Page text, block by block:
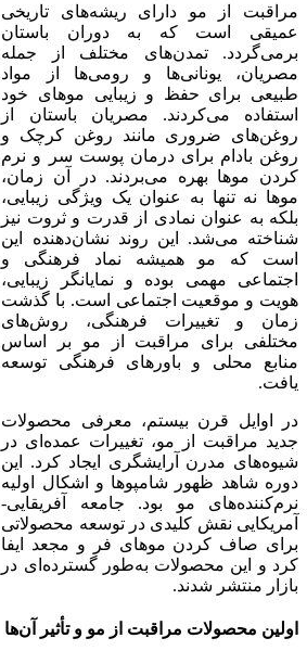
مراقبت از مو دارای ریشه‌های تاریخی
عمیقی است که به دوران باستان
برمی‌گردد. تمدن‌های مختلف از جمله
مصریان، یونانی‌ها و رومی‌ها از مواد
طبیعی برای حفظ و زیبایی موهای خود
استفاده می‌کردند. مصریان باستان از
روغن‌های ضروری مانند روغن کرچک و
روغن بادام برای درمان پوست سر و نرم
کردن موها بهره می‌بردند. در آن زمان،
موها نه تنها به عنوان یک ویژگی زیبایی،
بلکه به عنوان نمادی از قدرت و ثروت نیز
شناخته می‌شد. این روند نشان‌دهنده این
است که مو همیشه نماد فرهنگی و
اجتماعی مهمی بوده و نمایانگر زیبایی،
هویت و موقعیت اجتماعی است. با گذشت
زمان و تغییرات فرهنگی، روش‌های
مختلفی برای مراقبت از مو بر اساس
منابع محلی و باورهای فرهنگی توسعه
یافت.
در اوایل قرن بیستم، معرفی محصولات
جدید مراقبت از مو، تغییرات عمده‌ای در
شیوه‌های مدرن آرایشگری ایجاد کرد. این
دوره شاهد ظهور شامپوها و اشکال اولیه
نرم‌کننده‌های مو بود. جامعه آفریقایی-
آمریکایی نقش کلیدی در توسعه محصولاتی
برای صاف کردن موهای فر و مجعد ایفا
کرد و این محصولات به‌طور گسترده‌ای در
بازار منتشر شدند.
اولین محصولات مراقبت از مو و تأثیر آن‌ها